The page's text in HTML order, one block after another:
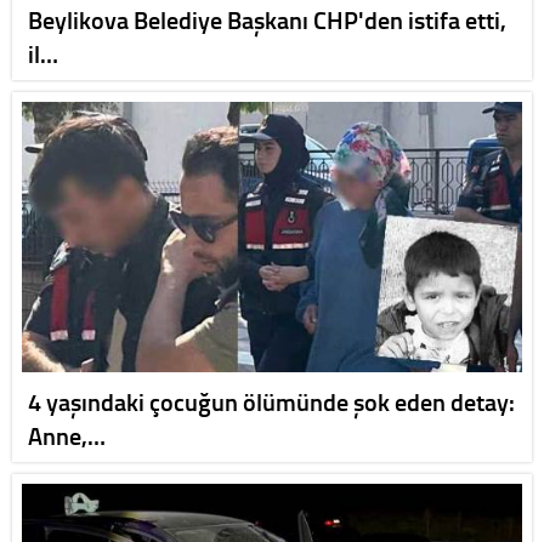
Beylikova Belediye Başkanı CHP'den istifa etti,
il…
4 yaşındaki çocuğun ölümünde şok eden detay:
Anne,…